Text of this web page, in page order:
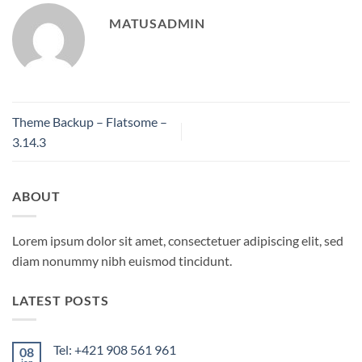
MATUSADMIN
Theme Backup – Flatsome –
3.14.3
ABOUT
Lorem ipsum dolor sit amet, consectetuer adipiscing elit, sed
diam nonummy nibh euismod tincidunt.
LATEST POSTS
08 Tel: +421 908 561 961